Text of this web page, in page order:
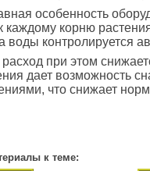
особенность
каждому корню
воды контролируется
при этом
дает возможность
что снижает
к теме: